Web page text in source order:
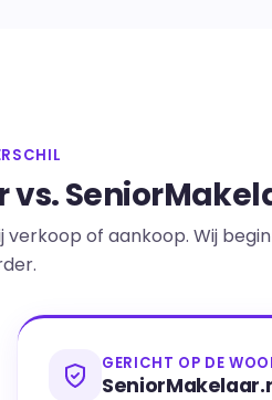
of aankoop. Wij
GERICHT OP DE